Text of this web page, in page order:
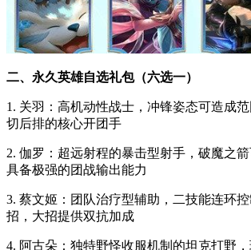
二、永久英雄自选礼包（六选一）
1. 关羽：高机动性战士，冲锋姿态可造成
切后排的核心开团手
2. 伽罗：超远射程的暴击型射手，破魔之
具备极强的团战输出能力
3. 蔡文姬：团队治疗型辅助，二技能连环
招，大招提供双抗加成
4. 阿古朵：独特野怪收服机制的坦克打野，